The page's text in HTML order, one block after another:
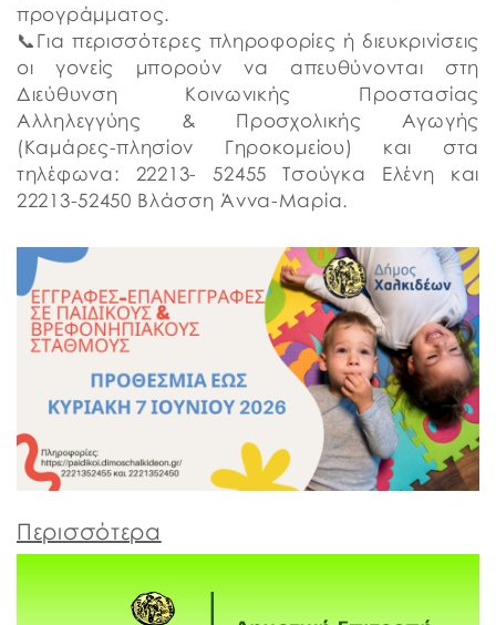
προγράμματος.
📞Για περισσότερες πληροφορίες ή διευκρινίσεις
οι γονείς μπορούν να απευθύνονται στη
Διεύθυνση Κοινωνικής Προστασίας
Αλληλεγγύης & Προσχολικής Αγωγής
(Καμάρες-πλησίον Γηροκομείου) και στα
τηλέφωνα: 22213- 52455 Τσούγκα Ελένη και
22213-52450 Βλάσση Άννα-Μαρία.
Περισσότερα